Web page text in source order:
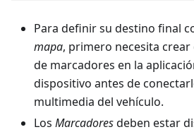
Para definir su destino final
mapa, primero necesita
de marcadores en la
dispositivo antes de
multimedia del vehículo.
Los Marcadoresdeben estar